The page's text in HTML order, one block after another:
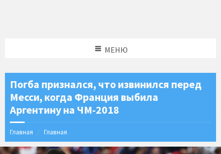
МЕНЮ
Погба признался, что извинился перед
Месси, когда Франция выбила
Аргентину на ЧМ-2018
Главная Главная